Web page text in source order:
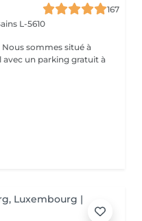
167
L-5610
avec un parking gratuit à